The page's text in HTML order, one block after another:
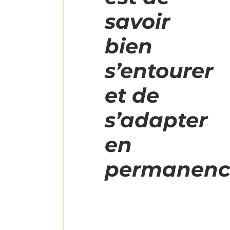
savoir
bien
s’entourer
et de
s’adapter
en